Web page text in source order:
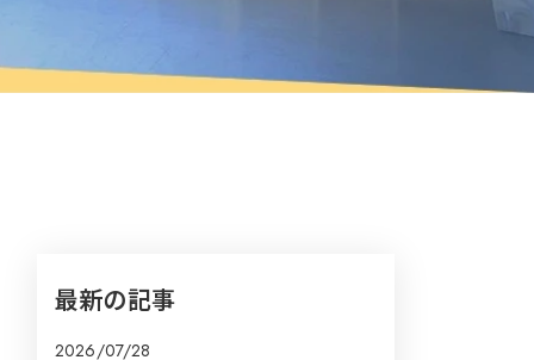
最新の記事
2026/07/28